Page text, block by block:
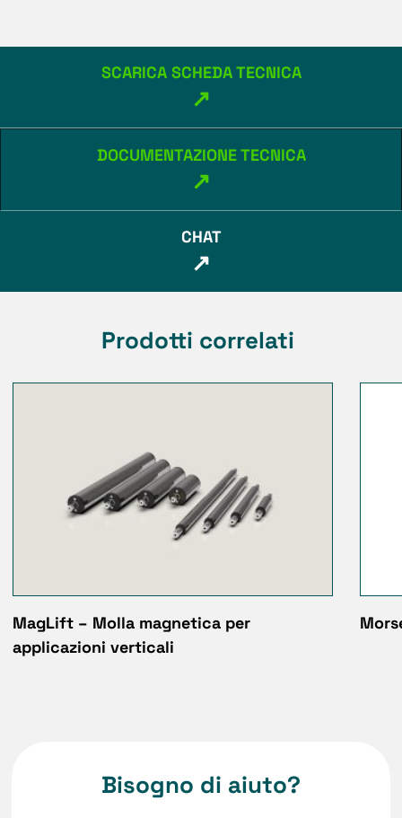
SCARICA SCHEDA TECNICA
↗
DOCUMENTAZIONE TECNICA
↗
CHAT
↗
Prodotti correlati
MagLift – Molla magnetica per
applicazioni verticali
Bisogno di aiuto?